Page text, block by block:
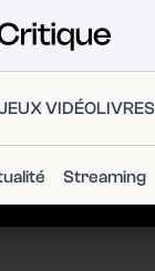
VIDÉOLIVRES
Streaming